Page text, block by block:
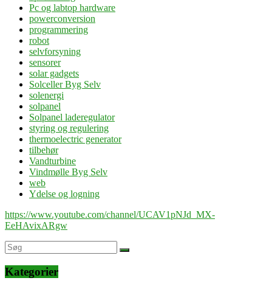
Pc og labtop hardware
powerconversion
programmering
robot
selvforsyning
sensorer
solar gadgets
Solceller Byg Selv
solenergi
solpanel
Solpanel laderegulator
styring og regulering
thermoelectric generator
tilbehør
Vandturbine
Vindmølle Byg Selv
web
Ydelse og logning
https://www.youtube.com/channel/UCAV1pNJd_MX-
EeHAvixARgw
Kategorier